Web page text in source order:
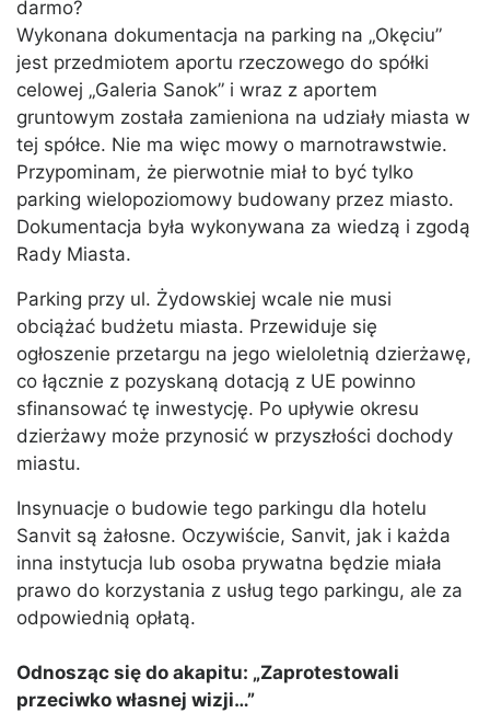
darmo?
Wykonana dokumentacja na parking na „Okęciu”
jest przedmiotem aportu rzeczowego do spółki
celowej „Galeria Sanok” i wraz z aportem
gruntowym została zamieniona na udziały miasta w
tej spółce. Nie ma więc mowy o marnotrawstwie.
Przypominam, że pierwotnie miał to być tylko
parking wielopoziomowy budowany przez miasto.
Dokumentacja była wykonywana za wiedzą i zgodą
Rady Miasta.
Parking przy ul. Żydowskiej wcale nie musi
obciążać budżetu miasta. Przewiduje się
ogłoszenie przetargu na jego wieloletnią dzierżawę,
co łącznie z pozyskaną dotacją z UE powinno
sfinansować tę inwestycję. Po upływie okresu
dzierżawy może przynosić w przyszłości dochody
miastu.
Insynuacje o budowie tego parkingu dla hotelu
Sanvit są żałosne. Oczywiście, Sanvit, jak i każda
inna instytucja lub osoba prywatna będzie miała
prawo do korzystania z usług tego parkingu, ale za
odpowiednią opłatą.
Odnosząc się do akapitu: „Zaprotestowali
przeciwko własnej wizji…”